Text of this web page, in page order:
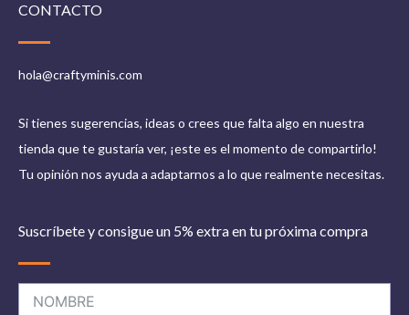
CONTACTO
hola@craftyminis.com
Si tienes sugerencias, ideas o crees que falta algo en nuestra
tienda que te gustaría ver, ¡este es el momento de compartirlo!
Tu opinión nos ayuda a adaptarnos a lo que realmente necesitas.
Suscríbete y consigue un 5% extra en tu próxima compra